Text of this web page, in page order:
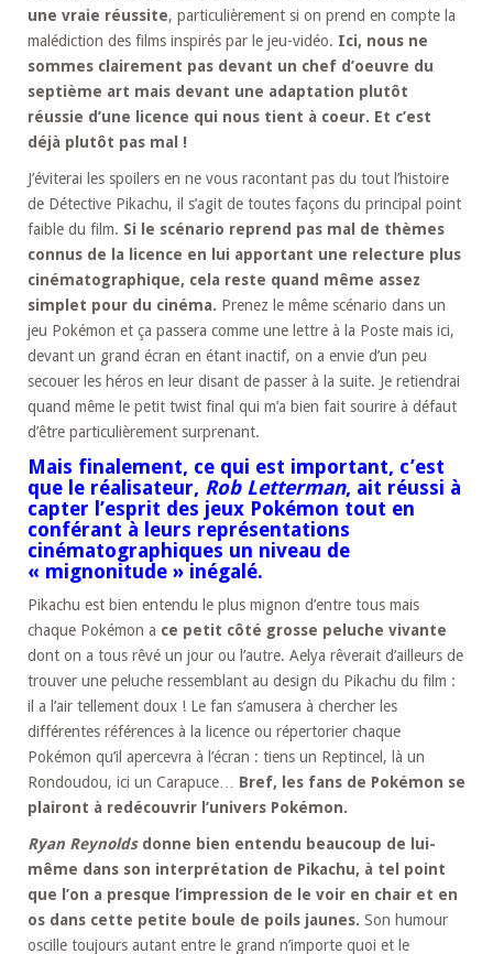
une vraie réussite, particulièrement si on prend en compte la
malédiction des films inspirés par le jeu-vidéo. Ici, nous ne
sommes clairement pas devant un chef d’oeuvre du
septième art mais devant une adaptation plutôt
réussie d’une licence qui nous tient à coeur. Et c’est
déjà plutôt pas mal !
J’éviterai les spoilers en ne vous racontant pas du tout l’histoire
de Détective Pikachu, il s’agit de toutes façons du principal point
faible du film. Si le scénario reprend pas mal de thèmes
connus de la licence en lui apportant une relecture plus
cinématographique, cela reste quand même assez
simplet pour du cinéma. Prenez le même scénario dans un
jeu Pokémon et ça passera comme une lettre à la Poste mais ici,
devant un grand écran en étant inactif, on a envie d’un peu
secouer les héros en leur disant de passer à la suite. Je retiendrai
quand même le petit twist final qui m’a bien fait sourire à défaut
d’être particulièrement surprenant.
Mais finalement, ce qui est important, c’est
que le réalisateur, Rob Letterman, ait réussi à
capter l’esprit des jeux Pokémon tout en
conférant à leurs représentations
cinématographiques un niveau de
« mignonitude » inégalé.
Pikachu est bien entendu le plus mignon d’entre tous mais
chaque Pokémon a ce petit côté grosse peluche vivante
dont on a tous rêvé un jour ou l’autre. Aelya rêverait d’ailleurs de
trouver une peluche ressemblant au design du Pikachu du film :
il a l’air tellement doux ! Le fan s’amusera à chercher les
différentes références à la licence ou répertorier chaque
Pokémon qu’il apercevra à l’écran : tiens un Reptincel, là un
Rondoudou, ici un Carapuce… Bref, les fans de Pokémon se
plairont à redécouvrir l’univers Pokémon.
Ryan Reynoldsdonne bien entendu beaucoup de lui-
même dans son interprétation de Pikachu, à tel point
que l’on a presque l’impression de le voir en chair et en
os dans cette petite boule de poils jaunes. Son humour
oscille toujours autant entre le grand n’importe quoi et le